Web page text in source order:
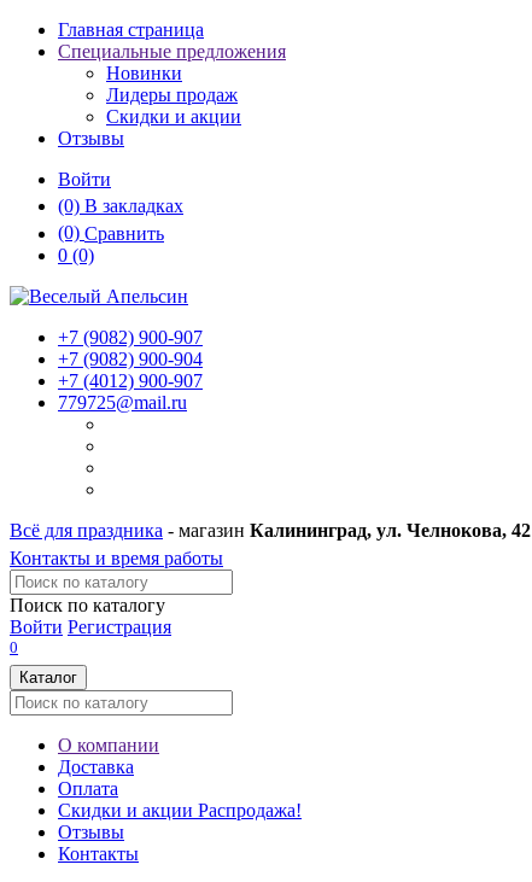
Главная страница
Специальные предложения
Новинки
Лидеры продаж
Скидки и акции
Отзывы
Войти
(0) В закладках
(0) Сравнить
0 (0)
+7 (9082) 900-907
+7 (9082) 900-904
+7 (4012) 900-907
779725@mail.ru
Всё для праздника - магазин Калининград, ул. Челнокова, 42
Контакты и время работы
Поиск по каталогу
Войти Регистрация
0
Каталог
О компании
Доставка
Оплата
Скидки и акции Распродажа!
Отзывы
Контакты